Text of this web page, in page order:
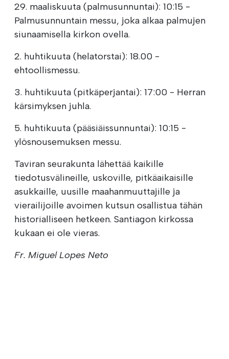
29. maaliskuuta (palmusunnuntai): 10:15 -
Palmusunnuntain messu, joka alkaa palmujen
siunaamisella kirkon ovella.
2. huhtikuuta (helatorstai): 18.00 -
ehtoollismessu.
3. huhtikuuta (pitkäperjantai): 17:00 - Herran
kärsimyksen juhla.
5. huhtikuuta (pääsiäissunnuntai): 10:15 -
ylösnousemuksen messu.
Taviran seurakunta lähettää kaikille
tiedotusvälineille, uskoville, pitkäaikaisille
asukkaille, uusille maahanmuuttajille ja
vierailijoille avoimen kutsun osallistua tähän
historialliseen hetkeen. Santiagon kirkossa
kukaan ei ole vieras.
Fr. Miguel Lopes Neto